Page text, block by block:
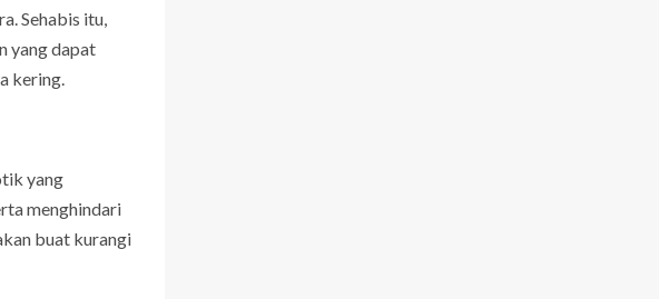
Sehabis itu,
yang dapat
kering.
yang
menghindari
buat kurangi